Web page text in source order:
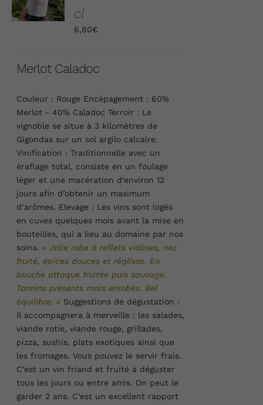
/
DÉTAILS
cl
6,80€
Merlot Caladoc
Couleur : Rouge Encépagement : 60%
Merlot - 40% Caladoc Terroir : Le
vignoble se situe à 3 kilomètres de
Gigondas sur un sol argilo calcaire.
Vinification : Traditionnelle avec un
éraflage total, consiste en un foulage
léger et une macération d'environ 12
jours afin d’obtenir un maximum
d’arômes. Elevage : Les vins sont logés
en cuves quelques mois avant la mise en
bouteilles, qui a lieu au domaine par nos
soins. « Jolie robe à reflets violines, nez
fruité, épices douces et réglisse. En
bouche attaque fruitée puis sauvage.
Tannins présents mais enrobés. Bel
équilibre. » Suggestions de dégustation :
Il accompagnera à merveille : les salades,
viande rotie, viande rouge, grillades,
pizza, sushis, plats exotiques ainsi que
les fromages. Vous pouvez le servir frais.
C’est un vin friand et fruité à déguster
tous les jours ou entre amis. On peut le
garder 2 ans. C’est un excellent rapport